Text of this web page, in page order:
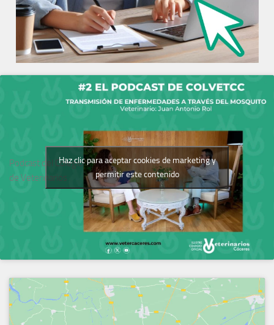
Podcast del Colegio
de Veterinarios
Haz clic para aceptar cookies de marketing y
permitir este contenido